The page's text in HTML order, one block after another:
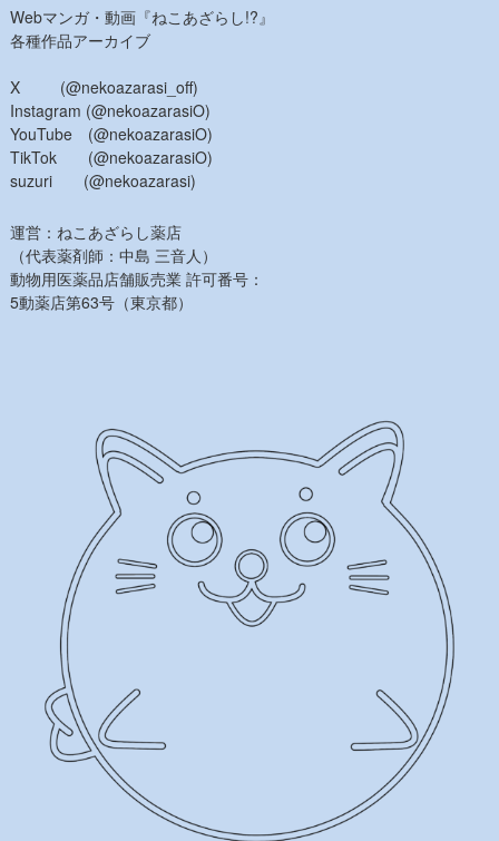
Webマンガ・動画『ねこあざらし!?』
各種作品アーカイブ
X (@nekoazarasi_off)
Instagram (@nekoazarasiO)
YouTube (@nekoazarasiO)
TikTok (@nekoazarasiO)
suzuri (@nekoazarasi)
運営：ねこあざらし薬店
（代表薬剤師：中島 三音人）
動物用医薬品店舗販売業 許可番号：
5動薬店第63号（東京都）